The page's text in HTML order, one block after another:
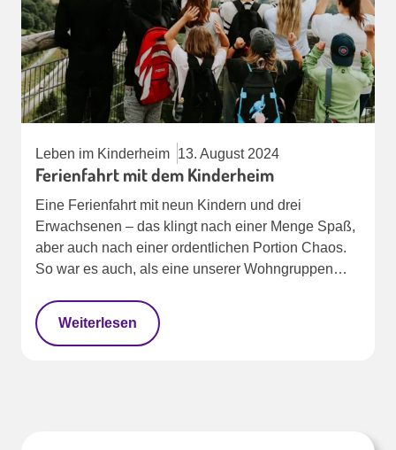
Leben im Kinderheim 13. August 2024
Ferienfahrt mit dem Kinderheim
Eine Ferienfahrt mit neun Kindern und drei
Erwachsenen – das klingt nach einer Menge Spaß,
aber auch nach einer ordentlichen Portion Chaos.
So war es auch, als eine unserer Wohngruppen…
Weiterlesen